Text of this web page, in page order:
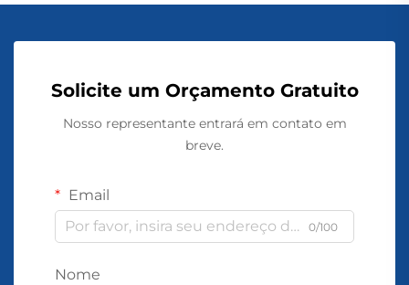
Solicite um Orçamento Gratuito
Nosso representante entrará em contato em
breve.
Email
0/100
Nome